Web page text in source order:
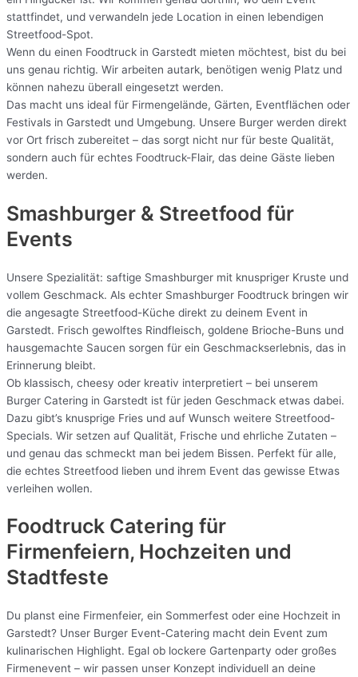
stattfindet, und verwandeln jede Location in einen lebendigen
Streetfood-Spot.
Wenn du einen Foodtruck in Garstedt mieten möchtest, bist du bei
uns genau richtig. Wir arbeiten autark, benötigen wenig Platz und
können nahezu überall eingesetzt werden.
Das macht uns ideal für Firmengelände, Gärten, Eventflächen oder
Festivals in Garstedt und Umgebung. Unsere Burger werden direkt
vor Ort frisch zubereitet – das sorgt nicht nur für beste Qualität,
sondern auch für echtes Foodtruck-Flair, das deine Gäste lieben
werden.
Smashburger & Streetfood für
Events
Unsere Spezialität: saftige Smashburger mit knuspriger Kruste und
vollem Geschmack. Als echter Smashburger Foodtruck bringen wir
die angesagte Streetfood-Küche direkt zu deinem Event in
Garstedt. Frisch gewolftes Rindfleisch, goldene Brioche-Buns und
hausgemachte Saucen sorgen für ein Geschmackserlebnis, das in
Erinnerung bleibt.
Ob klassisch, cheesy oder kreativ interpretiert – bei unserem
Burger Catering in Garstedt ist für jeden Geschmack etwas dabei.
Dazu gibt’s knusprige Fries und auf Wunsch weitere Streetfood-
Specials. Wir setzen auf Qualität, Frische und ehrliche Zutaten –
und genau das schmeckt man bei jedem Bissen. Perfekt für alle,
die echtes Streetfood lieben und ihrem Event das gewisse Etwas
verleihen wollen.
Foodtruck Catering für
Firmenfeiern, Hochzeiten und
Stadtfeste
Du planst eine Firmenfeier, ein Sommerfest oder eine Hochzeit in
Garstedt? Unser Burger Event-Catering macht dein Event zum
kulinarischen Highlight. Egal ob lockere Gartenparty oder großes
Firmenevent – wir passen unser Konzept individuell an deine